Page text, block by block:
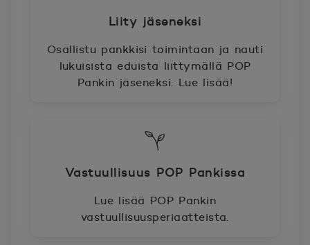
Liity jäseneksi
Osallistu pankkisi toimintaan ja nauti
lukuisista eduista liittymällä POP
Pankin jäseneksi. Lue lisää!
Vastuullisuus POP Pankissa
Lue lisää POP Pankin
vastuullisuusperiaatteista.